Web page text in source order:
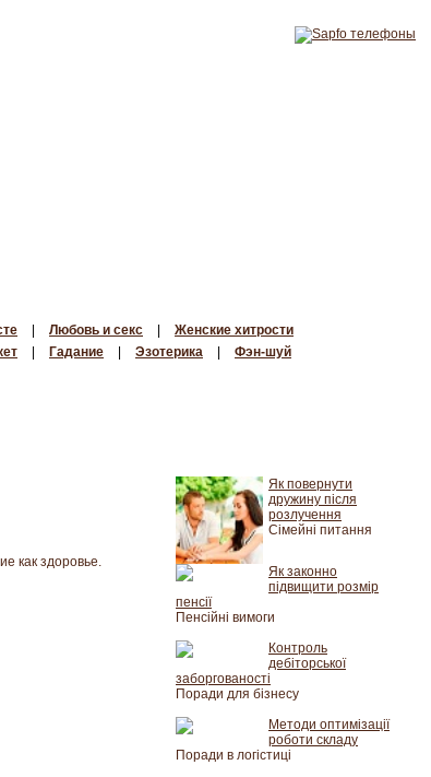
Любовь и секс
Женские хитрости
Гадание Эзотерика
Фэн-шуй
как здоровье.
Як повернути
дружину після
розлучення
Сімейні питання
Як законно
підвищити розмір
пенсії
Пенсійні вимоги
Контроль
дебіторської
заборгованості
Поради для бізнесу
Методи оптимізації
роботи складу
Поради в логістиці